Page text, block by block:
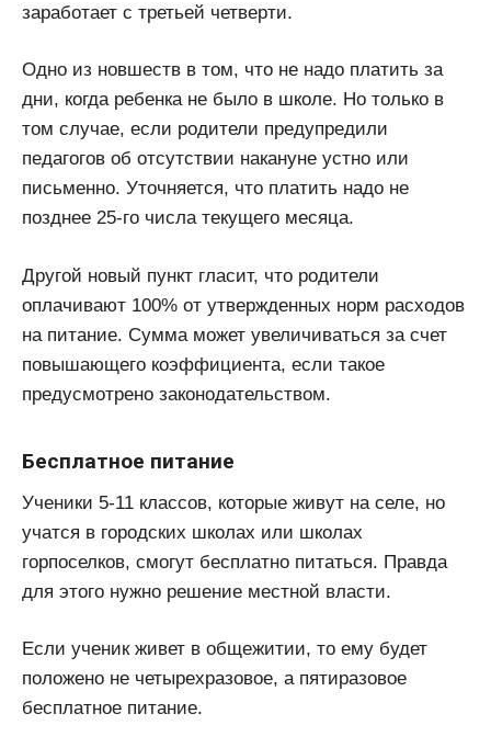
заработает с третьей четверти.
Одно из новшеств в том, что не надо платить за
дни, когда ребенка не было в школе. Но только в
том случае, если родители предупредили
педагогов об отсутствии накануне устно или
письменно. Уточняется, что платить надо не
позднее 25-го числа текущего месяца.
Другой новый пункт гласит, что родители
оплачивают 100% от утвержденных норм расходов
на питание. Сумма может увеличиваться за счет
повышающего коэффициента, если такое
предусмотрено законодательством.
Бесплатное питание
Ученики 5-11 классов, которые живут на селе, но
учатся в городских школах или школах
горпоселков, смогут бесплатно питаться. Правда
для этого нужно решение местной власти.
Если ученик живет в общежитии, то ему будет
положено не четырехразовое, а пятиразовое
бесплатное питание.